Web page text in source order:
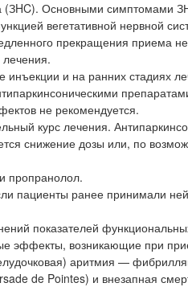
(ЗHC). Основными симптомами
вегетативной нервной
прекращения приема
инъекции и на ранних стадиях
не рекомендуется.
курс лечения.
снижение дозы или, по
пропранолол.
пациенты ранее принимали
показателей
эффекты, возникающие при
аритмия —
de Pointes) и внезапная